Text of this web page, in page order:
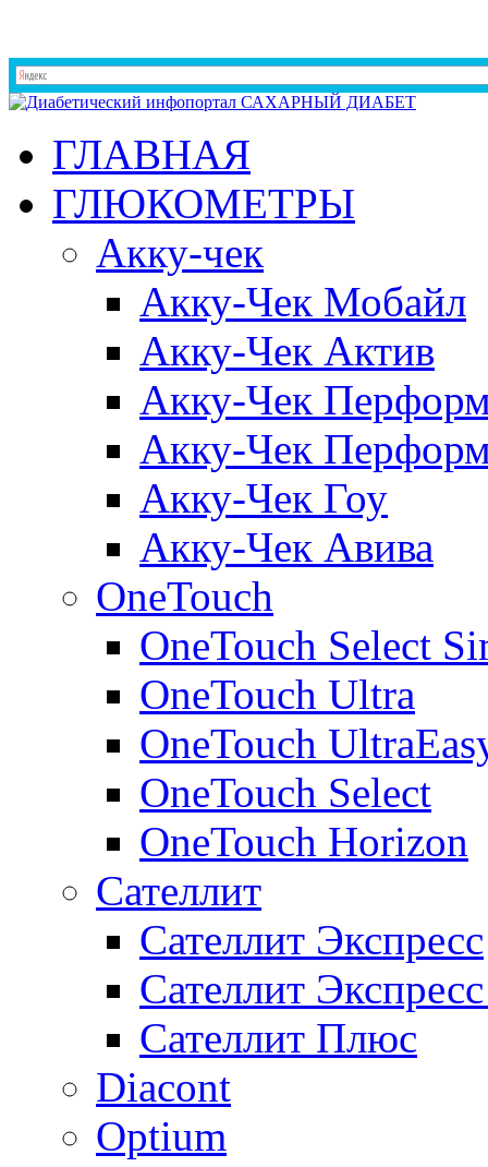
ГЛАВНАЯ
ГЛЮКОМЕТРЫ
Акку-чек
Акку-Чек Мобайл
Акку-Чек Актив
Акку-Чек
Акку-Чек
Акку-Чек Гоу
Акку-Чек Авива
OneTouch
OneTouch Select
OneTouch Ultra
OneTouch
OneTouch Select
OneTouch Horizon
Сателлит
Сателлит Экспресс
Сателлит
Сателлит Плюс
Diacont
Optium